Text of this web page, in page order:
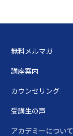
無料メルマガ
講座案内
カウンセリング
受講生の声
アカデミーについて